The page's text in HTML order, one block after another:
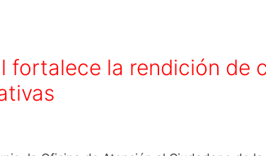
fortalece la rendición de